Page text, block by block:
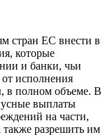
стран ЕС внести в
которые
и банки, чьи
исполнения
в полном объеме. В
выплаты
на части,
разрешить им